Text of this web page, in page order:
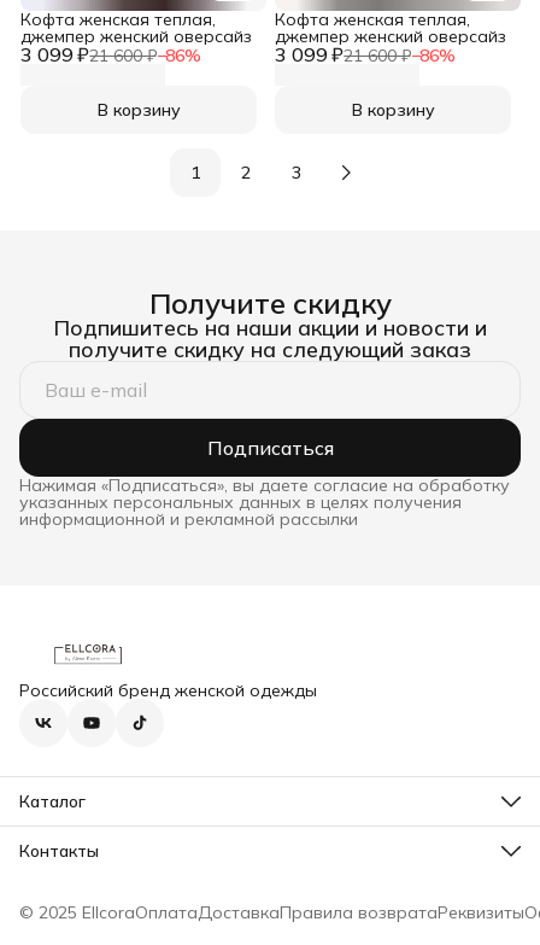
3 099 ₽21 600 ₽−86%
Кофта женская теплая,
джемпер женский оверсайз
В корзину
3 099 ₽21 600 ₽−86%
Кофта женская теплая,
джемпер женский оверсайз
В корзину
1 2 3
Получите скидку
Подпишитесь на наши акции и новости и
получите скидку на следующий заказ
Подписаться
Нажимая «Подписаться», вы даете согласие на обработку
указанных персональных данных в целях получения
информационной и рекламной рассылки
Российский бренд женской одежды
Каталог
Новинки
Бестселлеры
Сарафан
Юбка
Контакты
Телефон
© 2025 EllcoraОплатаДоставкаПравила возвратаРеквизиты